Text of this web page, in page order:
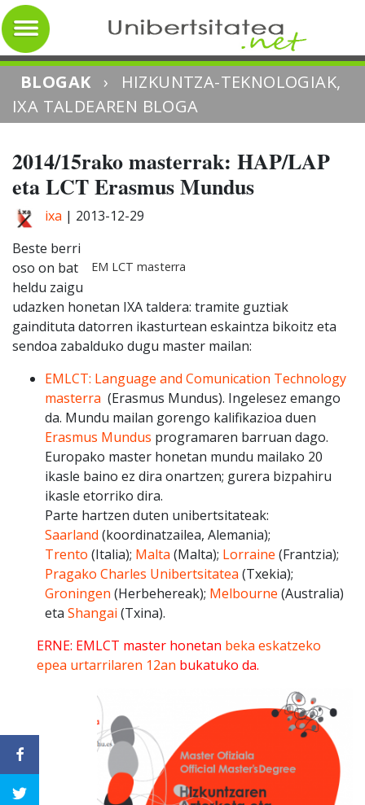
BLOGAK ›
HIZKUNTZA-TEKNOLOGIAK,
IXA TALDEAREN BLOGA
2014/15rako masterrak: HAP/LAP
eta LCT Erasmus Mundus
ixa | 2013-12-29
EM LCT masterra
Beste berri
oso on bat
heldu zaigu
udazken honetan IXA taldera: tramite guztiak
gaindituta datorren ikasturtean eskaintza bikoitz eta
sendoa zabalduko dugu master mailan:
EMLCT: Language and Comunication Technology
masterra (Erasmus Mundus). Ingelesez emango
da. Mundu mailan gorengo kalifikazioa duen
Erasmus Mundus programaren barruan dago.
Europako master honetan mundu mailako 20
ikasle baino ez dira onartzen; gurera bizpahiru
ikasle etorriko dira.
Parte hartzen duten unibertsitateak:
Saarland (koordinatzailea, Alemania);
Trento (Italia); Malta (Malta); Lorraine (Frantzia);
Pragako Charles Unibertsitatea (Txekia);
Groningen (Herbehereak); Melbourne (Australia)
eta Shangai (Txina).
ERNE: EMLCT master honetan beka eskatzeko
epea urtarrilaren 12an bukatuko da.